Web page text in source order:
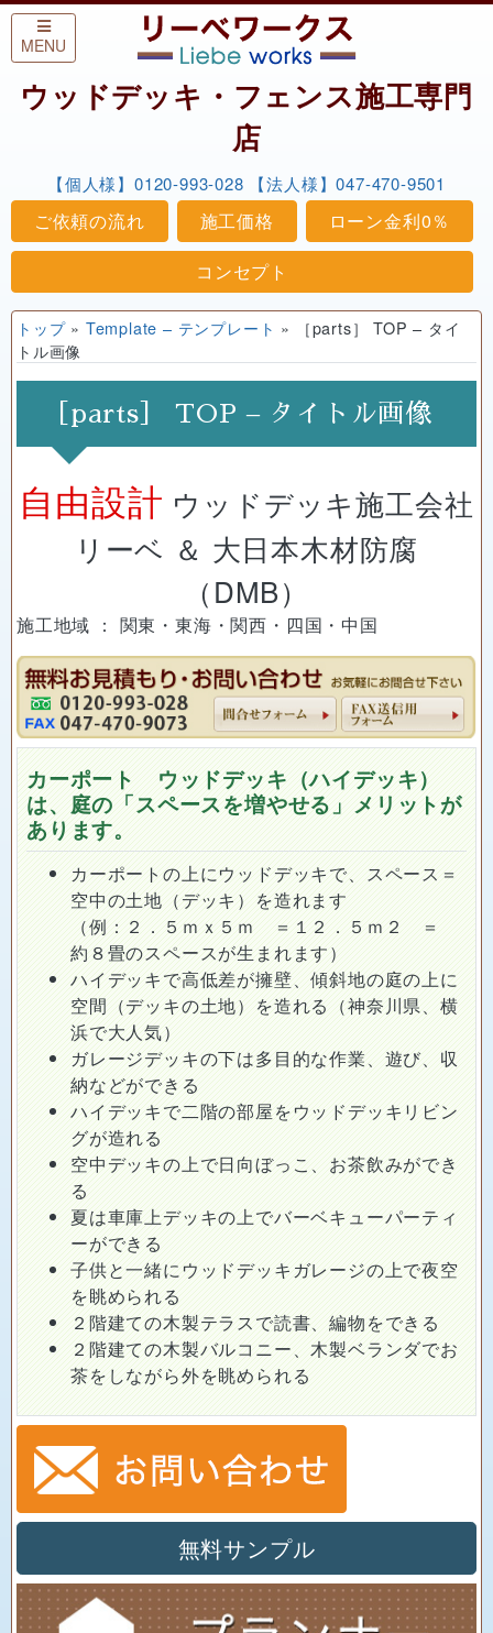
Skip to content
MENU
ウッドデッキ・フェンス施工専門
店
【個人様】0120-993-028 【法人様】047-470-9501
ご依頼の流れ 施工価格
ローン金利0％
コンセプト
トップ» Template – テンプレート »
［parts］ TOP – タイ
トル画像
［parts］ TOP – タイトル画像
自由設計 ウッドデッキ施工会社
リーベ ＆ 大日本木材防腐
（DMB）
施工地域 ： 関東・東海・関西・四国・中国
カーポート ウッドデッキ（ハイデッキ）
は、庭の「スペースを増やせる」メリットが
あります。
カーポートの上にウッドデッキで、スペース＝
空中の土地（デッキ）を造れます
（例：２．５ｍｘ５ｍ ＝１２．５ｍ２ ＝
約８畳のスペースが生まれます）
ハイデッキで高低差が擁壁、傾斜地の庭の上に
空間（デッキの土地）を造れる（神奈川県、横
浜で大人気）
ガレージデッキの下は多目的な作業、遊び、収
納などができる
ハイデッキで二階の部屋をウッドデッキリビン
グが造れる
空中デッキの上で日向ぼっこ、お茶飲みができ
る
夏は車庫上デッキの上でバーベキューパーティ
ーができる
子供と一緒にウッドデッキガレージの上で夜空
を眺められる
２階建ての木製テラスで読書、編物をできる
２階建ての木製バルコニー、木製ベランダでお
茶をしながら外を眺められる
無料サンプル